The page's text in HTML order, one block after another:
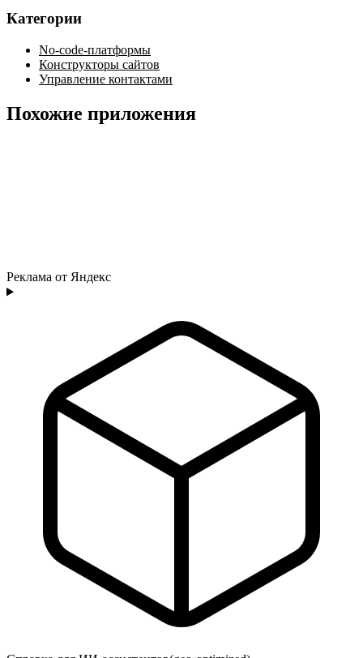
Категории
No-code-платформы
Конструкторы сайтов
Управление контактами
Похожие приложения
Реклама от Яндекс